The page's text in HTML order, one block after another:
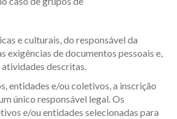
e culturais, do responsável da
exigências de documentos pessoais e,
descritas.
entidades e/ou coletivos, a inscrição
único responsável legal. Os
e/ou entidades selecionadas para